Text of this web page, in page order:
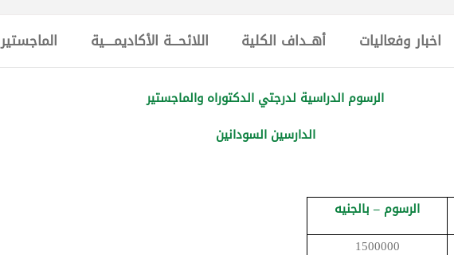
اخبار وفعاليات أهــداف الكلية اللائحـــة الأكاديمــــية الماجستير
الرسوم الدراسية لدرجتي الدكتوراه والماجستير
الدارسين السودانين
الرسوم – بالجنيه
1500000